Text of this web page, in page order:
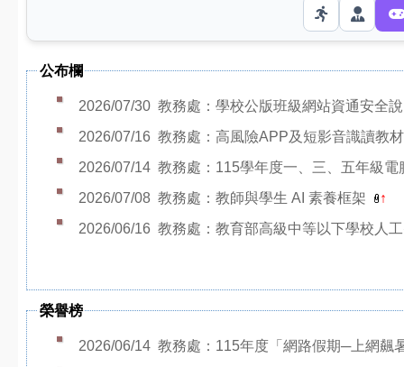
公布欄
2026/07/30教務處：學校公版班級網站資通安全
2026/07/16教務處：高風險APP及短影音識讀教
2026/07/14教務處：115學年度一、三、五年級
2026/07/08教務處：教師與學生 AI 素養框架
↑
2026/06/16教務處：教育部高級中等以下學校人
榮譽榜
2026/06/14教務處：115年度「網路假期─上網飆